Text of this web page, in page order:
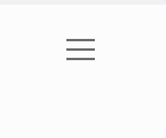
Gizlilik
menüyü
aç